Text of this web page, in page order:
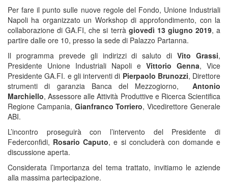
Per fare il punto sulle nuove regole del Fondo, Unione Industriali
Napoli ha organizzato un Workshop di approfondimento, con la
collaborazione di GA.FI, che si terrà giovedì 13 giugno 2019, a
partire dalle ore 10, presso la sede di Palazzo Partanna.
Il programma prevede gli indirizzi di saluto diVito Grassi,
Presidente Unione Industriali Napoli e Vittorio Genna, Vice
Presidente GA.FI. e gli interventi di Pierpaolo Brunozzi, Direttore
strumenti di garanzia Banca del Mezzogiorno, Antonio
Marchiello, Assessore alle Attività Produttive e Ricerca Scientifica
Regione Campania, Gianfranco Torriero, Vicedirettore Generale
ABI.
L’incontro proseguirà con l’intervento del Presidente di
Federconfidi, Rosario Caputo, e si concluderà con domande e
discussione aperta.
Considerata l’importanza del tema trattato, invitiamo le aziende
alla massima partecipazione.